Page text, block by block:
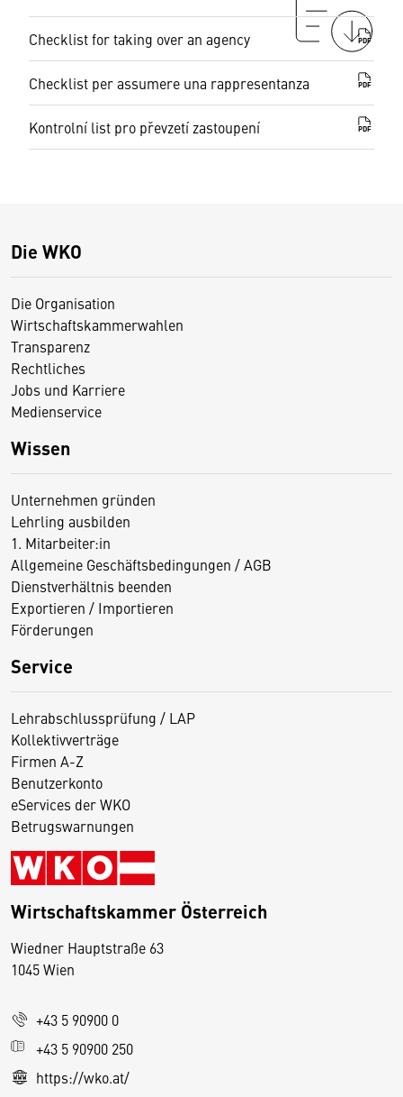
Checklist for taking over an agency PDF
Checklist per assumere una rappresentanza PDF
Kontrolní list pro převzetí zastoupení PDF
Die WKO
Die Organisation
Wirtschaftskammerwahlen
Transparenz
Rechtliches
Jobs und Karriere
Medienservice
Wissen
Unternehmen gründen
Lehrling ausbilden
1. Mitarbeiter:in
Allgemeine Geschäftsbedingungen / AGB
Dienstverhältnis beenden
Exportieren / Importieren
Förderungen
Service
Lehrabschlussprüfung / LAP
Kollektivverträge
Firmen A-Z
Benutzerkonto
eServices der WKO
Betrugswarnungen
Wirtschaftskammer Österreich
Wiedner Hauptstraße 63
1045 Wien
+43 5 90900 0
+43 5 90900 250
https://wko.at/
D
s
e
S